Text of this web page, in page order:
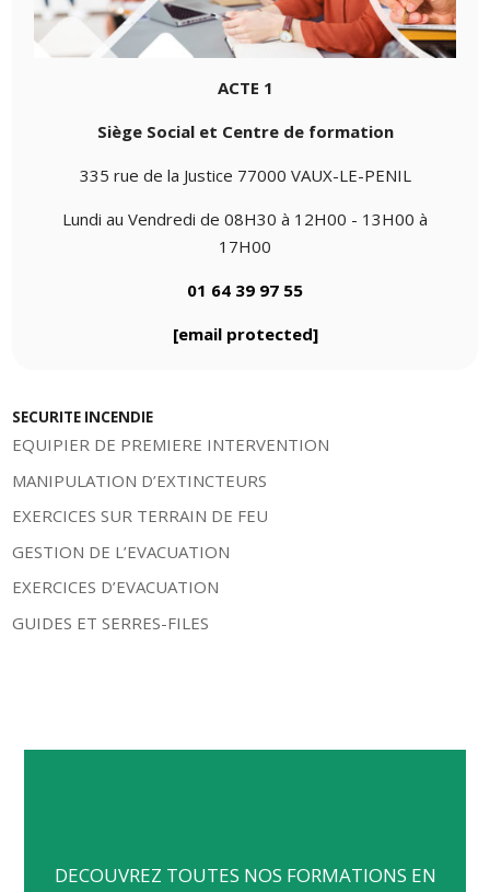
ACTE 1
Siège Social et Centre de formation
335 rue de la Justice 77000 VAUX-LE-PENIL
Lundi au Vendredi de 08H30 à 12H00 - 13H00 à
17H00
01 64 39 97 55
[email protected]
SECURITE INCENDIE
EQUIPIER DE PREMIERE INTERVENTION
MANIPULATION D’EXTINCTEURS
EXERCICES SUR TERRAIN DE FEU
GESTION DE L’EVACUATION
EXERCICES D’EVACUATION
GUIDES ET SERRES-FILES
DECOUVREZ TOUTES NOS FORMATIONS EN